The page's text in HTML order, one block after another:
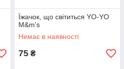
Їжачок, що світиться YO-YO
M&m's
Немає в наявності
75 ₴